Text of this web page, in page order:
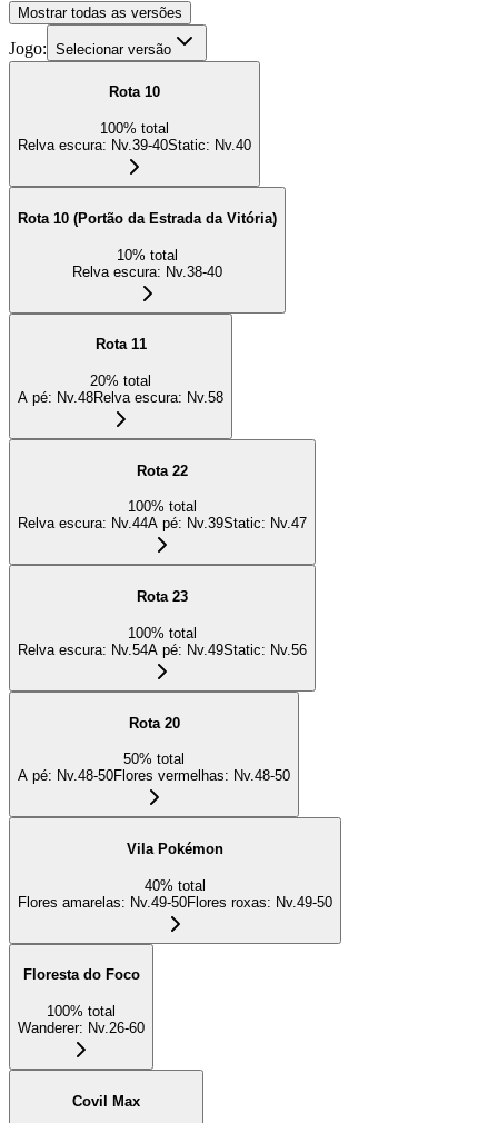
Mostrar todas as versões
Jogo: Selecionar versão
Rota 10
100% total
Relva escura: Nv.39-40Static: Nv.40
Rota 10 (Portão da Estrada da Vitória)
10% total
Relva escura: Nv.38-40
Rota 11
20% total
A pé: Nv.48Relva escura: Nv.58
Rota 22
100% total
Relva escura: Nv.44A pé: Nv.39Static: Nv.47
Rota 23
100% total
Relva escura: Nv.54A pé: Nv.49Static: Nv.56
Rota 20
50% total
A pé: Nv.48-50Flores vermelhas: Nv.48-50
Vila Pokémon
40% total
Flores amarelas: Nv.49-50Flores roxas: Nv.49-50
Floresta do Foco
100% total
Wanderer: Nv.26-60
Covil Max